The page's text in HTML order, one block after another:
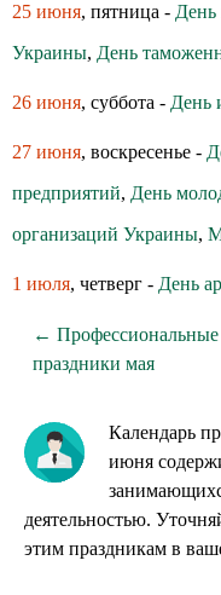
25 июня, пятница - День
Украины, День
26 июня, суббота - День
27 июня, воскресенье -
предприятий, День
организаций Украины,
1 июля, четверг - День
← Профессиональные
праздники мая
Календарь
июня
деятельностью.
этим праздникам в